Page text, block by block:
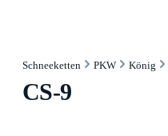
Schneeketten PKW König
CS-9